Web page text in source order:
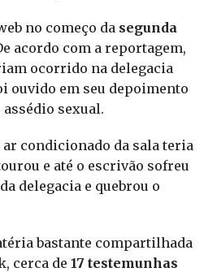
no começo da segunda
acordo com a reportagem,
ocorrido na delegacia
ouvido em seu depoimento
sexual.
condicionado da sala teria
e até o escrivão sofreu
delegacia e quebrou o
bastante compartilhada
cerca de 17 testemunhas